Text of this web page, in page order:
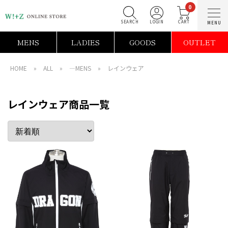
0
MENS LADIES GOODS OUTLET
HOME » ALL » ―MENS » レインウェア
レインウェア商品一覧